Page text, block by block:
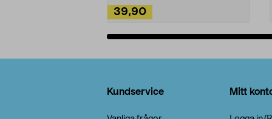
39,90
Kundservice Mitt